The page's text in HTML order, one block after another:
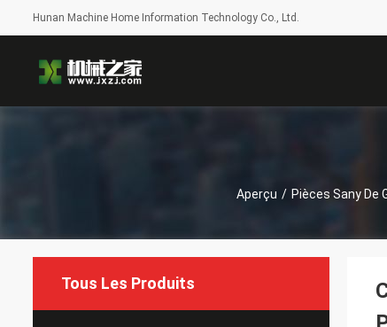
Hunan Machine Home Information Technology Co., Ltd.
Aperçu / Pièces Sany De
Tous Les Produits